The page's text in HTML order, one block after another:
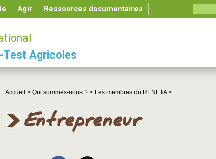
Agir Ressources documentaires
Test Agricoles
Accueil > Qui sommes-nous ? > Les membres du RENETA >
Entrepreneur